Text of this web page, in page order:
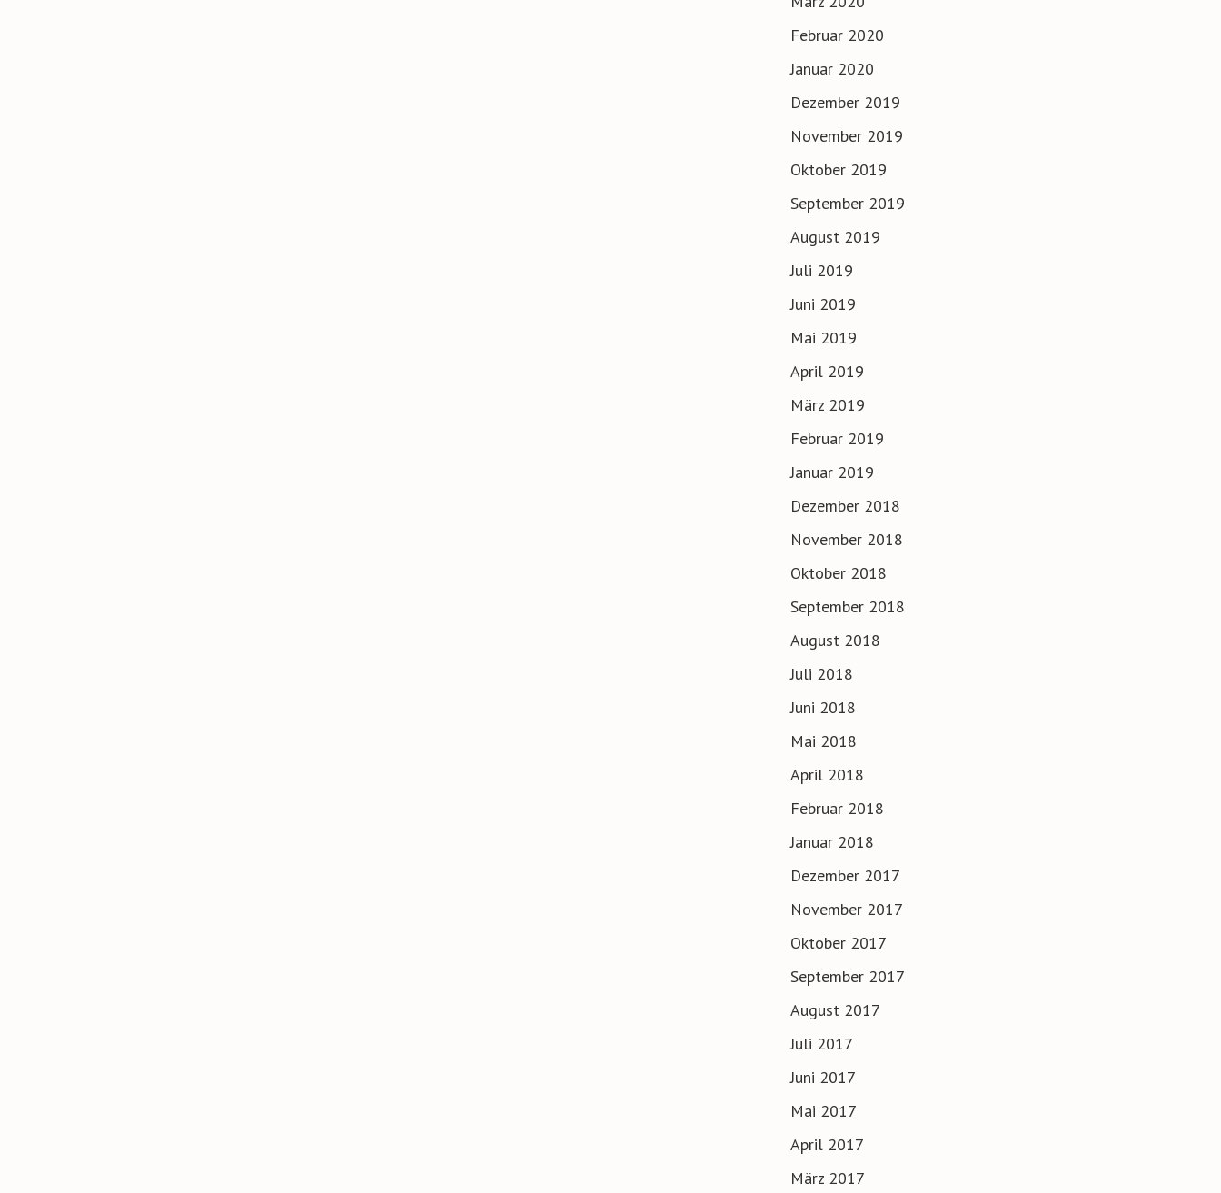
Februar 2020
Januar 2020
Dezember 2019
November 2019
Oktober 2019
September 2019
August 2019
Juli 2019
Juni 2019
Mai 2019
April 2019
März 2019
Februar 2019
Januar 2019
Dezember 2018
November 2018
Oktober 2018
September 2018
August 2018
Juli 2018
Juni 2018
Mai 2018
April 2018
Februar 2018
Januar 2018
Dezember 2017
November 2017
Oktober 2017
September 2017
August 2017
Juli 2017
Juni 2017
Mai 2017
April 2017
März 2017